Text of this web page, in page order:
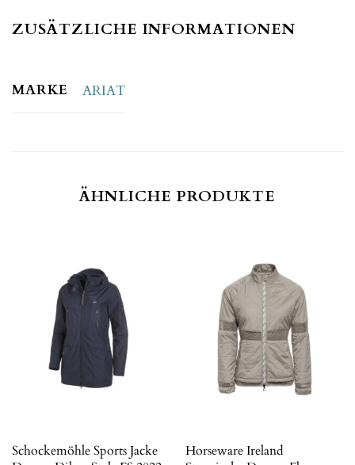
ZUSÄTZLICHE INFORMATIONEN
MARKE ARIAT
ÄHNLICHE PRODUKTE
Schockemöhle Sports Jacke
Horseware Ireland